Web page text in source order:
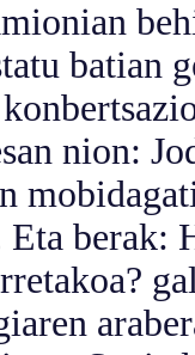
batian
nion:
berak: